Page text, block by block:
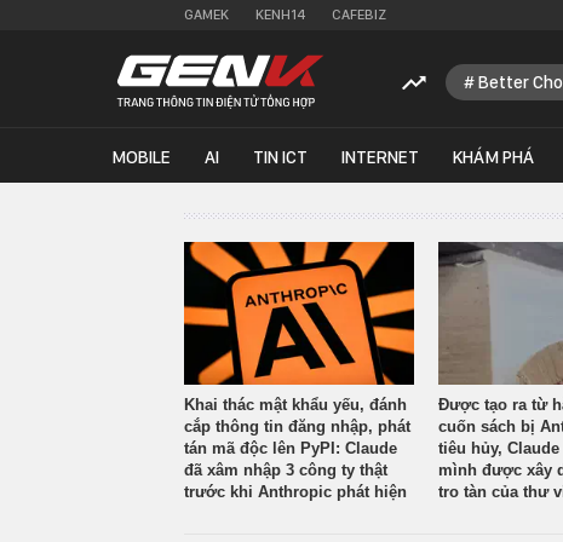
GAMEK KENH14 CAFEBIZ
Better
MOBILE AI TIN ICT INTERNET KHÁM PHÁ
Khai thác mật khẩu yếu, đánh
cắp thông tin đăng nhập, phát
tán mã độc lên PyPI: Claude
đã xâm nhập 3 công ty thật
trước khi Anthropic phát hiện
Được tạo ra từ
cuốn sách bị
tiêu hủy,
mình được xây
tro tàn của thư